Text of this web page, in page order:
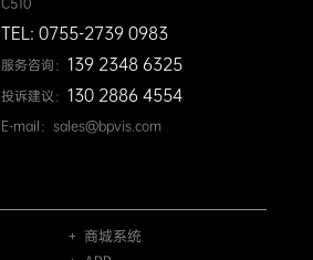
TEL: 0755-2739 0983
服务咨询： 139 2348 6325
投诉建议： 130 2886 4554
E-mail：sales@bpvis.com
＋ 商城系统